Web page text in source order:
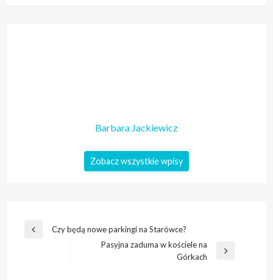
Barbara Jackiewicz
Zobacz wszystkie wpisy
Nawigacja
Poprzedni
Czy będą nowe parkingi na Starówce?
Pasyjna zaduma w kościele na
Górkach